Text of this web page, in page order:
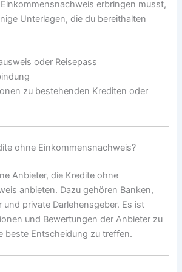
erbringen musst,
Unterlagen, die du bereithalten
oder Reisepass
zu bestehenden Krediten oder
ohne Einkommensnachweis?
Anbieter, die Kredite ohne
anbieten. Dazu gehören Banken,
und private Darlehensgeber. Es ist
und Bewertungen der Anbieter zu
beste Entscheidung zu treffen.